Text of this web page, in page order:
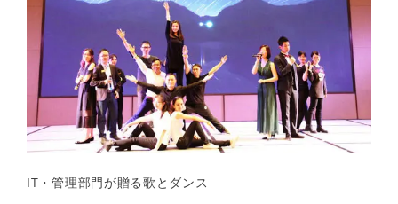
IT・管理部門が贈る歌とダンス